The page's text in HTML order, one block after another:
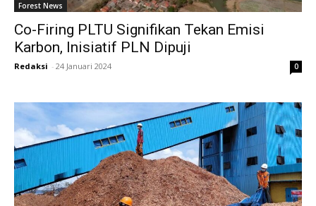
Forest News
Co-Firing PLTU Signifikan Tekan Emisi
Karbon, Inisiatif PLN Dipuji
Redaksi - 24 Januari 2024 0